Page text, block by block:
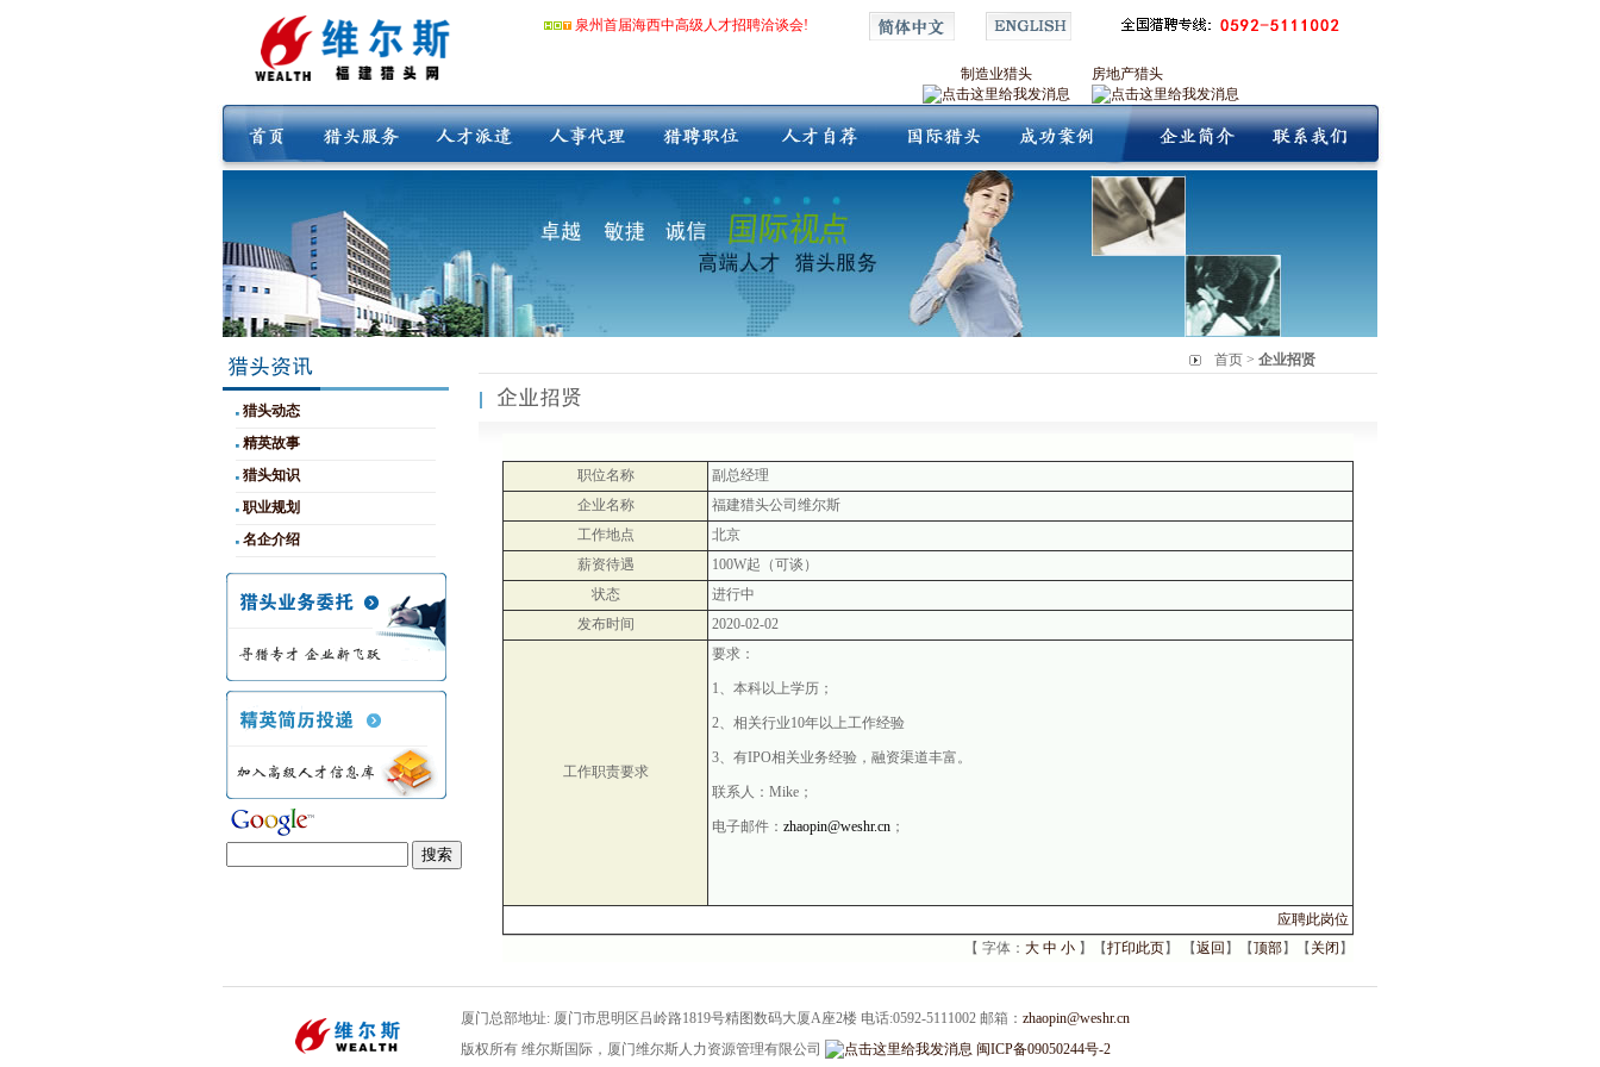
泉州首届海西中高级人才招聘洽谈会!
制造业猎头 房地产猎头
猎头动态
精英故事
猎头知识
职业规划
名企介绍
首页 > 企业招贤
职位名称
副总经理
企业名称
福建猎头公司维尔斯
工作地点
北京
薪资待遇
100W起（可谈）
状态
进行中
发布时间
2020-02-02
工作职责要求
要求：
1、本科以上学历；
2、相关行业10年以上工作经验
3、有IPO相关业务经验，融资渠道丰富。
联系人： Mike ；
电子邮件： zhaopin@weshr.cn ；
应聘此岗位
【 字体： 大 中 小 】【打印此页】 【返回 】【顶部】【 关闭 】
厦门总部地址: 厦门市思明区吕岭路1819号精图数码大厦A座2楼 电话:0592-5111002 邮箱： zhaopin@weshr.cn
版权所有 维尔斯国际，厦门维尔斯人力资源管理有限公司
闽ICP备09050244号-2